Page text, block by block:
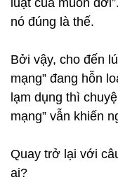
luật của muôn
nó đúng là thế.
Bởi vậy, cho đến
mạng” đang hỗn
lạm dụng thì
mạng” vẫn khiến
Quay trở lại với
ai?